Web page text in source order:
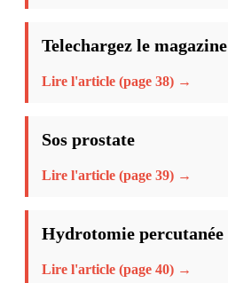
Telechargez le magazine
Lire l'article (page 38) →
Sos prostate
Lire l'article (page 39) →
Hydrotomie percutanée
Lire l'article (page 40) →